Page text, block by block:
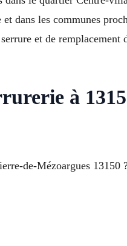
dans les communes
et de
à
de-Mézoargues